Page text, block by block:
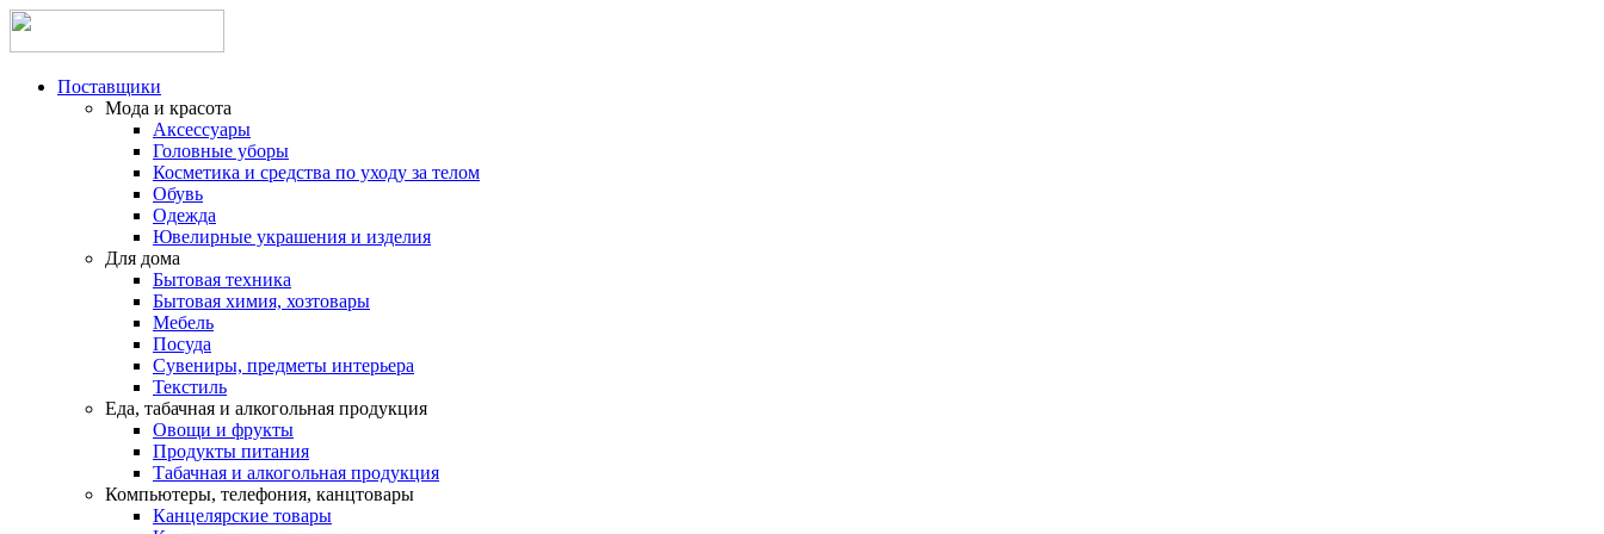
Поставщики
Мода и красота
Аксессуары
Головные уборы
Косметика и средства по уходу за телом
Обувь
Одежда
Ювелирные украшения и изделия
Для дома
Бытовая техника
Бытовая химия, хозтовары
Мебель
Посуда
Сувениры, предметы интерьера
Текстиль
Еда, табачная и алкогольная продукция
Овощи и фрукты
Продукты питания
Табачная и алкогольная продукция
Компьютеры, телефония, канцтовары
Канцелярские товары